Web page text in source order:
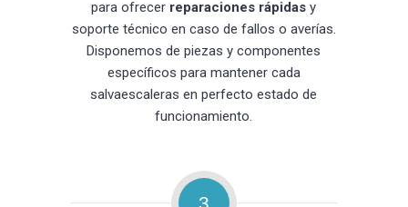
para ofrecer reparaciones rápidas y
soporte técnico en caso de fallos o averías.
Disponemos de piezas y componentes
específicos para mantener cada
salvaescaleras en perfecto estado de
funcionamiento.